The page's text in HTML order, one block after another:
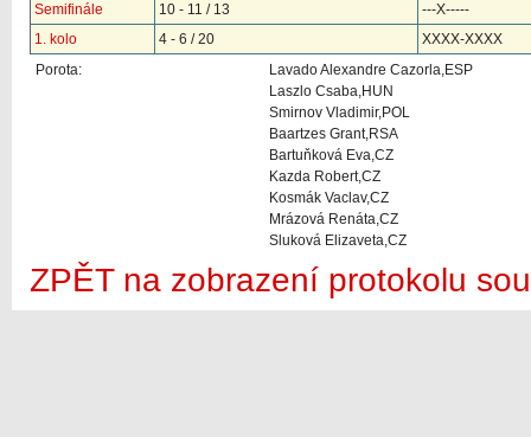
Semifinále
10 - 11 / 13
---X-----
1. kolo
4 - 6 / 20
XXXX-XXXX
Porota:
Lavado Alexandre Cazorla,ESP
Laszlo Csaba,HUN
Smirnov Vladimir,POL
Baartzes Grant,RSA
Bartuňková Eva,CZ
Kazda Robert,CZ
Kosmák Vaclav,CZ
Mrázová Renáta,CZ
Sluková Elizaveta,CZ
ZPĚT na zobrazení protokolu